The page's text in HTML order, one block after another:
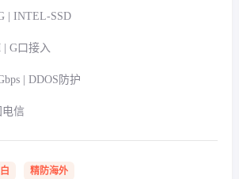
| INTEL-SSD
| G口接入
| DDOS防护
电信
精防海外